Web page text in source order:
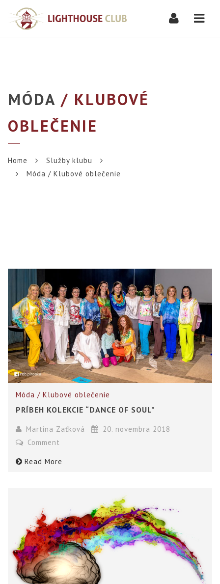
MÓDA / KLUBOVÉ
OBLEČENIE
Home
Služby klubu
Móda / Klubové oblečenie
Móda / Klubové oblečenie
PRÍBEH KOLEKCIE “DANCE OF SOUL”
Martina Zaťková
20. novembra 2018
Comment
Read More